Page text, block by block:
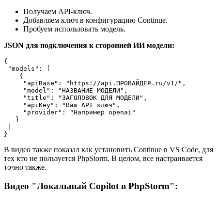
Получаем API-ключ.
Добавляем ключ в конфигурацию Continue.
Пробуем использовать модель.
JSON для подключения к сторонней ИИ модели:
{
"models": [
    {
     "apiBase": "https://api.ПРОВАЙДЕР.ru/v1/",
     "model": "НАЗВАНИЕ МОДЕЛИ",
     "title": "ЗАГОЛОВОК ДЛЯ МОДЕЛИ",
     "apiKey": "Ваш API ключ",
     "provider": "Например openai"
   }
}
В видео также показал как установить Continue в VS Code, для
тех кто не пользуется PhpStorm. В целом, все настраивается
точно также.
Видео "Локальный Copilot в PhpStorm":